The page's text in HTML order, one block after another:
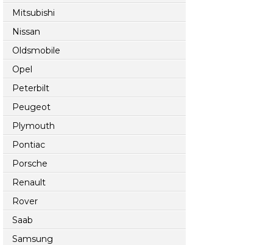
Mitsubishi
Nissan
Oldsmobile
Opel
Peterbilt
Peugeot
Plymouth
Pontiac
Porsche
Renault
Rover
Saab
Samsung